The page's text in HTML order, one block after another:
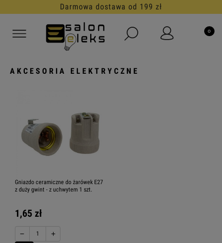
Darmowa dostawa od 199 zł
AKCESORIA ELEKTRYCZNE
Gniazdo ceramiczne do żarówek E27
z duży gwint - z uchwytem 1 szt.
1,65 zł
− +